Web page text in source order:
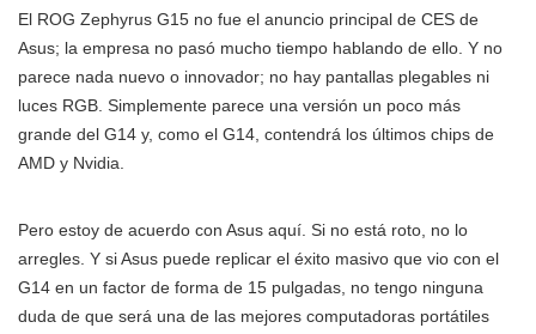
El ROG Zephyrus G15 no fue el anuncio principal de CES de
Asus; la empresa no pasó mucho tiempo hablando de ello. Y no
parece nada nuevo o innovador; no hay pantallas plegables ni
luces RGB. Simplemente parece una versión un poco más
grande del G14 y, como el G14, contendrá los últimos chips de
AMD y Nvidia.
Pero estoy de acuerdo con Asus aquí. Si no está roto, no lo
arregles. Y si Asus puede replicar el éxito masivo que vio con el
G14 en un factor de forma de 15 pulgadas, no tengo ninguna
duda de que será una de las mejores computadoras portátiles